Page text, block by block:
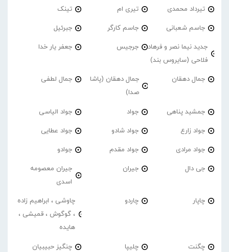
تیرداد محمدی تیری ام تینک
جاسم شعبانی جاسم کارگر جبرئیل
جدید نیما نصر و فرهاد
فلاحی (سایروس بند)
جرجیس جعفر یار خدا
جمال دهقان
جمال دهقان (پاشا
صدا)
جمال لطفی
جمشید پناهی جواد جواد الیاسی
جواد زارع جواد شادو جواد عطایی
جواد مرادی جواد مقدم جوادو
جی دال جیران
جیران معصومه
اسدی
چاپار چاردو
چاوشی ، ابراهیم زاده
، گوگوش ، قمیشی ،
هایده
چگنت چلیپا چنگیز حبیبیان